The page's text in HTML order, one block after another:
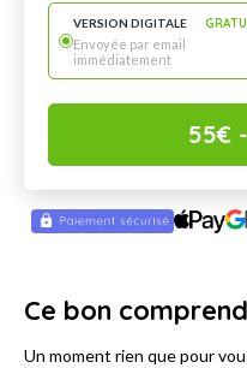
VERSION DIGITALE
Envoyée par email
immédiatement
55€
Ce bon comprend
Un moment rien que pour